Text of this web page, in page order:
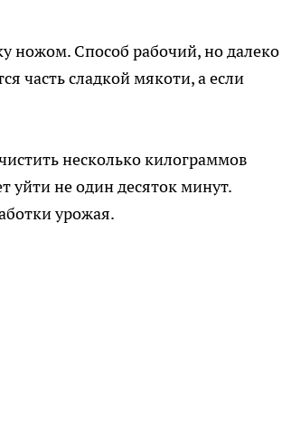
ножом. Способ рабочий, но далеко
часть сладкой мякоти, а если
несколько килограммов
уйти не один десяток минут.
урожая.